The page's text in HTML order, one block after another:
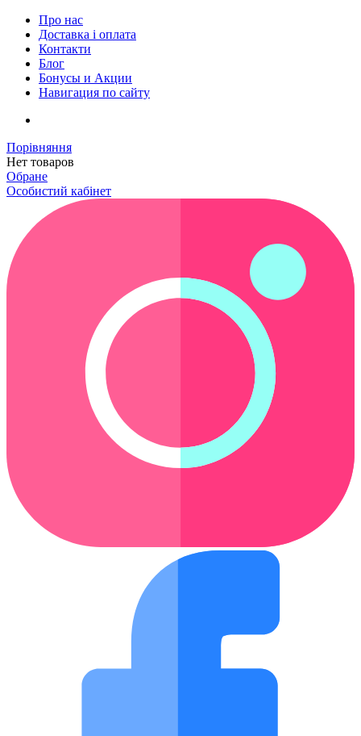
Про нас
Доставка і оплата
Контакти
Блог
Бонусы и Акции
Навигация по сайту
Порівняння
Нет товаров
Обране
Особистий кабінет